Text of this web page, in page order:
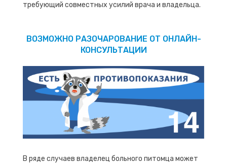
требующий совместных усилий врача и владельца.
ВОЗМОЖНО РАЗОЧАРОВАНИЕ ОТ ОНЛАЙН-
КОНСУЛЬТАЦИИ
В ряде случаев владелец больного питомца может